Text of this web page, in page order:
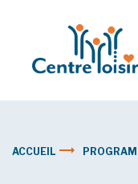
ACCUEIL